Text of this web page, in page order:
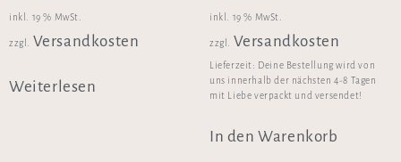
inkl. 19 % MwSt.
zzgl. Versandkosten
Weiterlesen
inkl. 19 % MwSt.
zzgl. Versandkosten
Lieferzeit: Deine Bestellung wird von
uns innerhalb der nächsten 4-8 Tagen
mit Liebe verpackt und versendet!
In den Warenkorb